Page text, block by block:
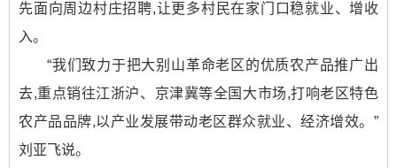
先面向周边村庄招聘,让更多村民在家门口稳就业、增收
入。
“我们致力于把大别山革命老区的优质农产品推广出
去,重点销往江浙沪、京津冀等全国大市场,打响老区特色
农产品品牌,以产业发展带动老区群众就业、经济增效。”
刘亚飞说。